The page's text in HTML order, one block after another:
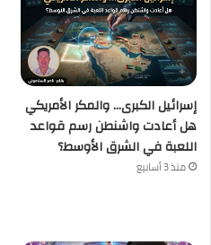
إسرائيل الكبرى… والمكر الأمريكي
هل أعادت واشنطن رسم قواعد
اللعبة في الشرق الأوسط؟
منذ 3 أسابيع